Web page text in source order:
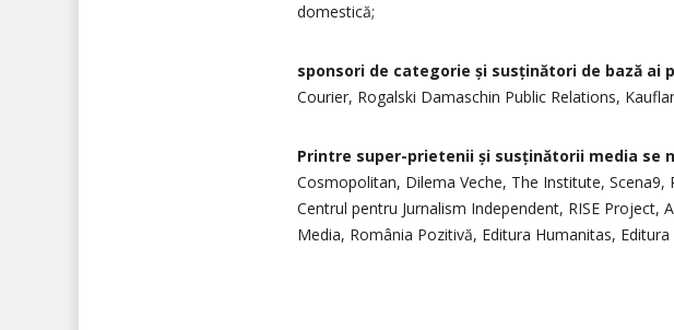
domestică;
sponsori de categorie și susținători de bază ai
Courier, Rogalski Damaschin Public Relations,
Printre super-prietenii și susținătorii media se
Cosmopolitan, Dilema Veche, The Institute,
Centrul pentru Jurnalism Independent, RISE Project,
Media, România Pozitivă, Editura Humanitas,